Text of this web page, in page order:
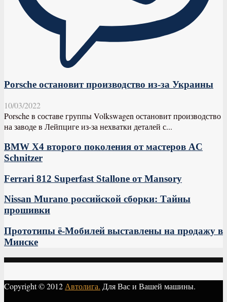
Porsche остановит производство из-за Украины
10/03/2022
Porsche в составе группы Volkswagen остановит производство
на заводе в Лейпциге из-за нехватки деталей с...
BMW X4 второго поколения от мастеров AC
Schnitzer
Ferrari 812 Superfast Stallone от Mansory
Nissan Murano российской сборки: Тайны
прошивки
Прототипы ё-Мобилей выставлены на продажу в
Минске
Copyright © 2012 Автолига. Для Вас и Вашей машины.